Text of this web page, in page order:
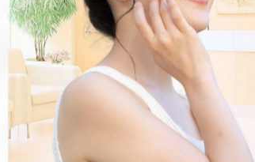
美容皮膚科とメディカルエス
2025/06/08
美容皮膚科とメディカルエステは、どち
的には違いがあります。美容皮膚科は医